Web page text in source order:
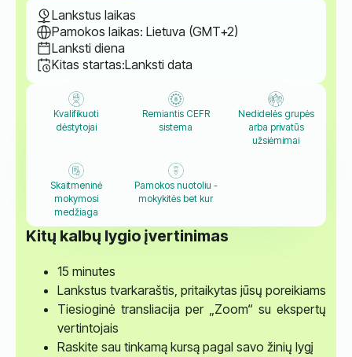
Lankstus laikas
Pamokos laikas: Lietuva (GMT+2)
Lanksti diena
Kitas startas:Lanksti data
Kvalifikuoti
dėstytojai
Remiantis CEFR
sistema
Nedidelės grupės
arba privatūs
užsiėmimai
Skaitmeninė
mokymosi
medžiaga
Pamokos nuotoliu -
mokykitės bet kur
Kitų kalbų lygio įvertinimas
15 minutes
Lankstus tvarkaraštis, pritaikytas jūsų poreikiams
Tiesioginė transliacija per „Zoom“ su ekspertų
vertintojais
Raskite sau tinkamą kursą pagal savo žinių lygį